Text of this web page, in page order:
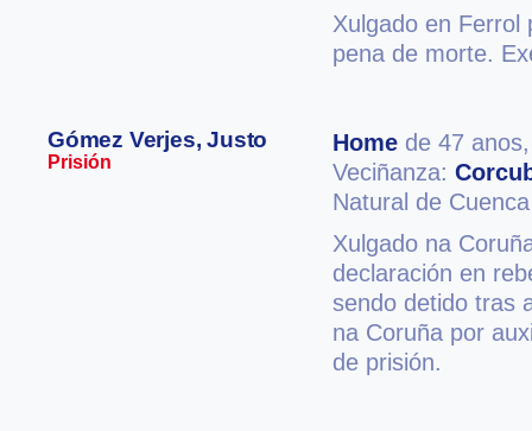
Xulgado en Ferrol
pena de morte.
Gómez Verjes, Justo
Prisión
Home de 47
Veciñanza:
Natural de Cuenca
Xulgado na
declaración en
sendo detido tras
na Coruña por
de prisión.